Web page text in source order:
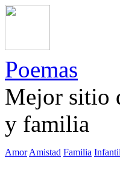
Poemas
Mejor sitio
y familia
Amor Amistad Familia